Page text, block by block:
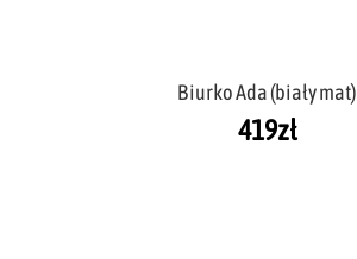
Biurko Ada (biały mat)
419zł